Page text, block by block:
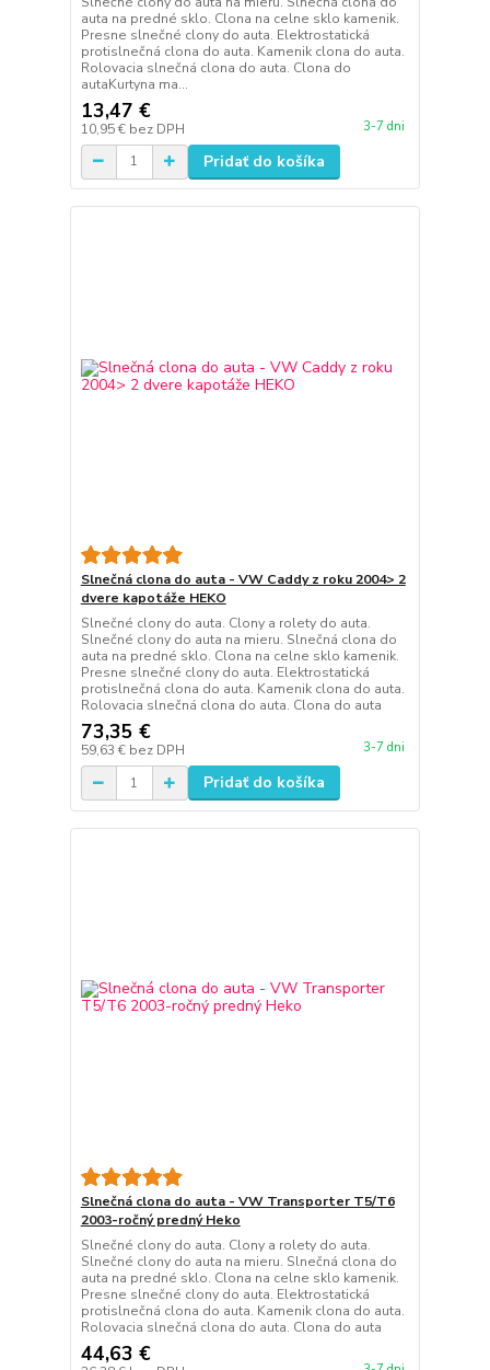
auta na predné sklo. Clona na celne sklo kamenik.
Presne slnečné clony do auta. Elektrostatická
protislnečná clona do auta. Kamenik clona do auta.
Rolovacia slnečná clona do auta. Clona do
autaKurtyna ma...
13,47 €
10,95 € bez DPH 3-7 dni
Pridať do košíka
Slnečná clona do auta - VW Caddy z roku 2004> 2
dvere kapotáže HEKO
Slnečné clony do auta. Clony a rolety do auta.
Slnečné clony do auta na mieru. Slnečná clona do
auta na predné sklo. Clona na celne sklo kamenik.
Presne slnečné clony do auta. Elektrostatická
protislnečná clona do auta. Kamenik clona do auta.
Rolovacia slnečná clona do auta. Clona do auta
73,35 €
59,63 € bez DPH 3-7 dni
Pridať do košíka
Slnečná clona do auta - VW Transporter T5/T6
2003-ročný predný Heko
Slnečné clony do auta. Clony a rolety do auta.
Slnečné clony do auta na mieru. Slnečná clona do
auta na predné sklo. Clona na celne sklo kamenik.
Presne slnečné clony do auta. Elektrostatická
protislnečná clona do auta. Kamenik clona do auta.
Rolovacia slnečná clona do auta. Clona do auta
44,63 €